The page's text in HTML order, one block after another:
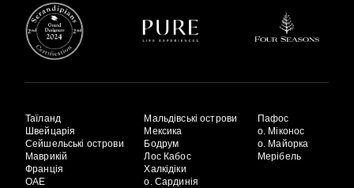
Таїланд
Швейцарія
Сейшельські острови
Маврикій
Франція
ОАЕ
Мальдівські острови
Мексика
Бодрум
Лос Кабос
Халкідіки
о. Сардинія
Пафос
о. Міконос
о. Майорка
Мерібель